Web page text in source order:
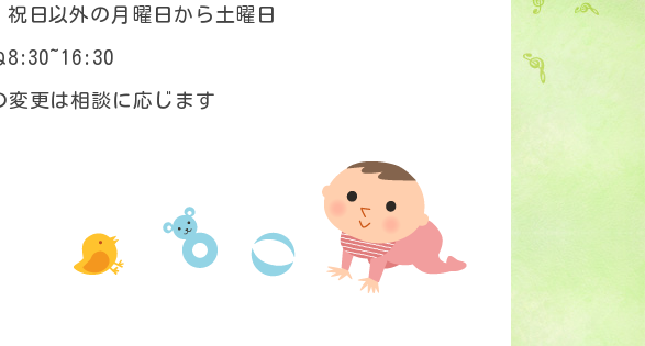
祝日以外の月曜日から土曜日
8:30~16:30
更は相談に応じます